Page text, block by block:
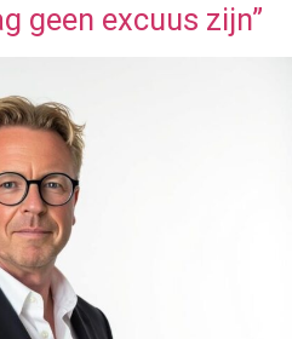
geen excuus zijn”